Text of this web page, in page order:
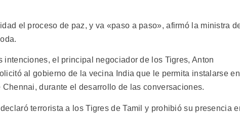
el proceso de paz, y va «paso a paso», afirmó la ministra
intenciones, el principal negociador de los Tigres, Anton
al gobierno de la vecina India que le permita instalarse en
durante el desarrollo de las conversaciones.
terrorista a los Tigres de Tamil y prohibió su presencia